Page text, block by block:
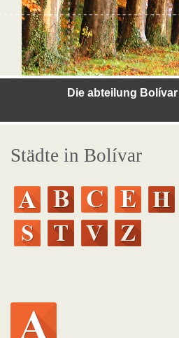
Die abteilung
Städte in Bolívar